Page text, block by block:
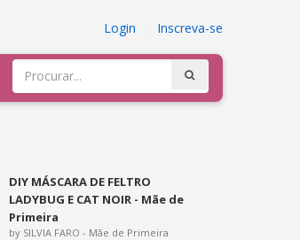
Login Inscreva-se
DIY MÁSCARA DE FELTRO
LADYBUG E CAT NOIR - Mãe de
Primeira
by SILVIA FARO - Mãe de Primeira